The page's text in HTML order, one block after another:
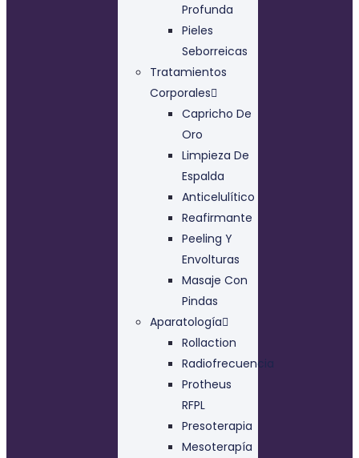
Profunda
Pieles
Seborreicas
Tratamientos
Corporales
Capricho De
Oro
Limpieza De
Espalda
Anticelulítico
Reafirmante
Peeling Y
Envolturas
Masaje Con
Pindas
Aparatología
Rollaction
Radiofrecuencia
Protheus
RFPL
Presoterapia
Mesoterapía